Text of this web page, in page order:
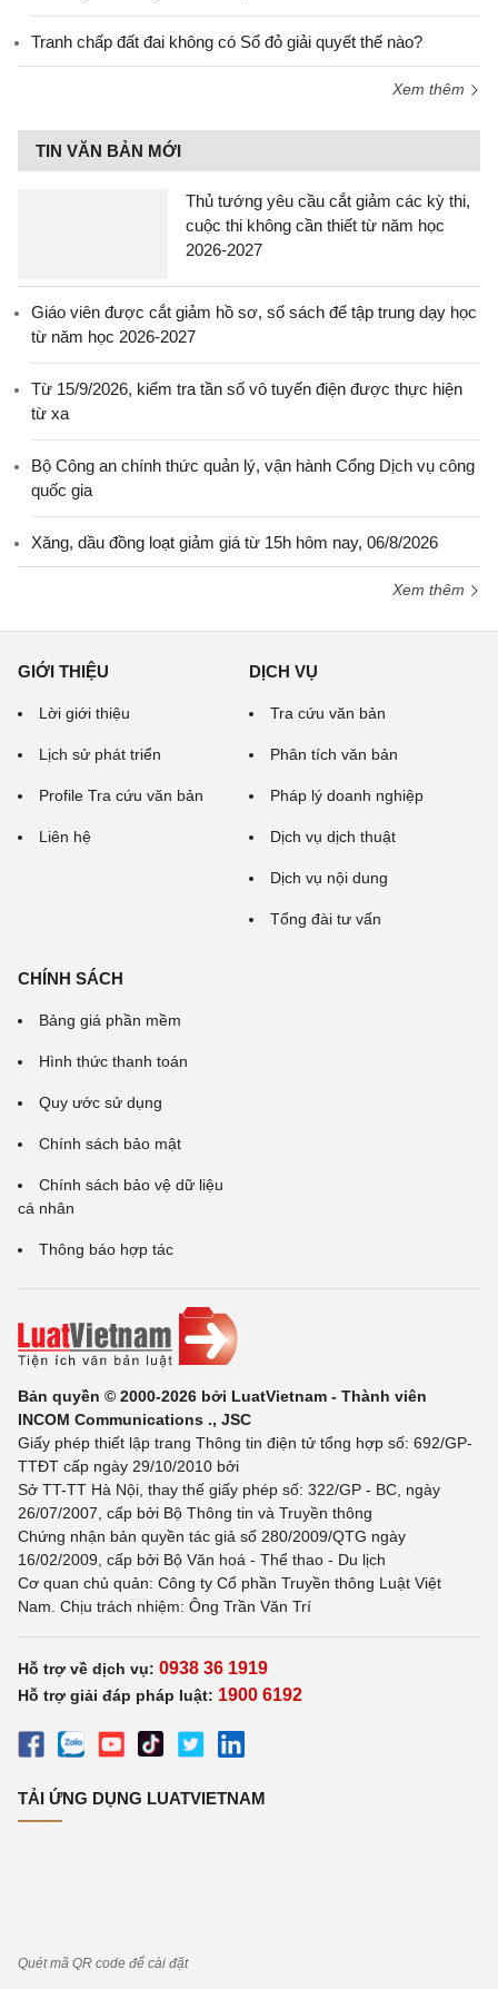
Tranh chấp đất đai không có Sổ đỏ giải quyết thế nào?
Xem thêm
TIN VĂN BẢN MỚI
Thủ tướng yêu cầu cắt giảm các kỳ thi,
cuộc thi không cần thiết từ năm học
2026-2027
Giáo viên được cắt giảm hồ sơ, sổ sách để tập trung dạy học
từ năm học 2026-2027
Từ 15/9/2026, kiểm tra tần số vô tuyến điện được thực hiện
từ xa
Bộ Công an chính thức quản lý, vận hành Cổng Dịch vụ công
quốc gia
Xăng, dầu đồng loạt giảm giá từ 15h hôm nay, 06/8/2026
Xem thêm
GIỚI THIỆU
Lời giới thiệu
Lịch sử phát triển
Profile Tra cứu văn bản
Liên hệ
DỊCH VỤ
Tra cứu văn bản
Phân tích văn bản
Pháp lý doanh nghiệp
Dịch vụ dịch thuật
Dịch vụ nội dung
Tổng đài tư vấn
CHÍNH SÁCH
Bảng giá phần mềm
Hình thức thanh toán
Quy ước sử dụng
Chính sách bảo mật
Chính sách bảo vệ dữ liệu
cá nhân
Thông báo hợp tác
Bản quyền © 2000-2026 bởi LuatVietnam - Thành viên
INCOM Communications ., JSC
Giấy phép thiết lập trang Thông tin điện tử tổng hợp số: 692/GP-
TTĐT cấp ngày 29/10/2010 bởi
Sở TT-TT Hà Nội, thay thế giấy phép số: 322/GP - BC, ngày
26/07/2007, cấp bởi Bộ Thông tin và Truyền thông
Chứng nhận bản quyền tác giả số 280/2009/QTG ngày
16/02/2009, cấp bởi Bộ Văn hoá - Thể thao - Du lịch
Cơ quan chủ quản: Công ty Cổ phần Truyền thông Luật Việt
Nam. Chịu trách nhiệm: Ông Trần Văn Trí
Hỗ trợ về dịch vụ: 0938 36 1919
Hỗ trợ giải đáp pháp luật: 1900 6192
TẢI ỨNG DỤNG LUATVIETNAM
Quét mã QR code để cài đặt